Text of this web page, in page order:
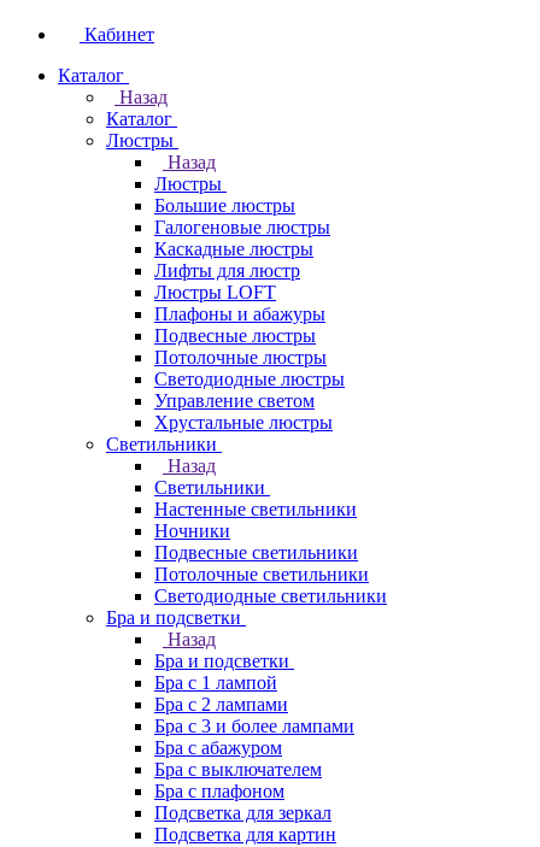
Кабинет
Каталог
Назад
Каталог
Люстры
Назад
Люстры
Большие люстры
Галогеновые люстры
Каскадные люстры
Лифты для люстр
Люстры LOFT
Плафоны и абажуры
Подвесные люстры
Потолочные люстры
Светодиодные люстры
Управление светом
Хрустальные люстры
Светильники
Назад
Светильники
Настенные светильники
Ночники
Подвесные светильники
Потолочные светильники
Светодиодные светильники
Бра и подсветки
Назад
Бра и подсветки
Бра с 1 лампой
Бра с 2 лампами
Бра с 3 и более лампами
Бра с абажуром
Бра с выключателем
Бра с плафоном
Подсветка для зеркал
Подсветка для картин